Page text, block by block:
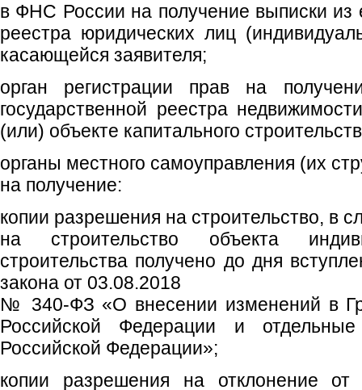
в ФНС России на получение выписки из
реестра юридических лиц
касающейся заявителя;
орган регистрации прав на
государственной реестра
(или) объекте капитального
органы местного самоуправления (их
на получение:
копии разрешения на строительство, в
на строительство объекта
строительства получено до дня
закона от 03.08.2018
№ 340-ФЗ «О внесении изменений в
Российской Федерации и
Российской Федерации»;
копии разрешения на отклонение от